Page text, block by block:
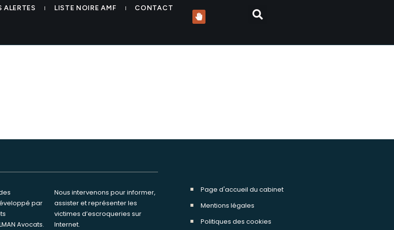
ALERTES LISTE NOIRE AMF CONTACT
colman avocats procédure pénale
par
Avocats.
les
Internet.
Page d'accueil du cabinet
Mentions légales
Politiques des cookies